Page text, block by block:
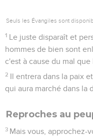
Seuls les Évangiles sont
1 Le juste disparaît et
hommes de bien sont
c'est à cause du mal
2 Il entrera dans la paix
qui aura marché dans la
Reproches au
3 Mais vous, approchez-